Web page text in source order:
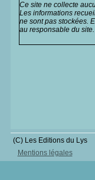
Ce site ne collecte
Les informations
ne sont pas stockées.
au responsable du site.
(C) Les Editions du Lys
Mentions légales